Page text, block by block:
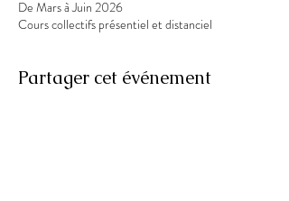
De Mars à Juin 2026
Cours collectifs présentiel et distanciel
Partager cet événement